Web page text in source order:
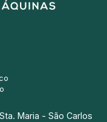
Maria - São Carlos